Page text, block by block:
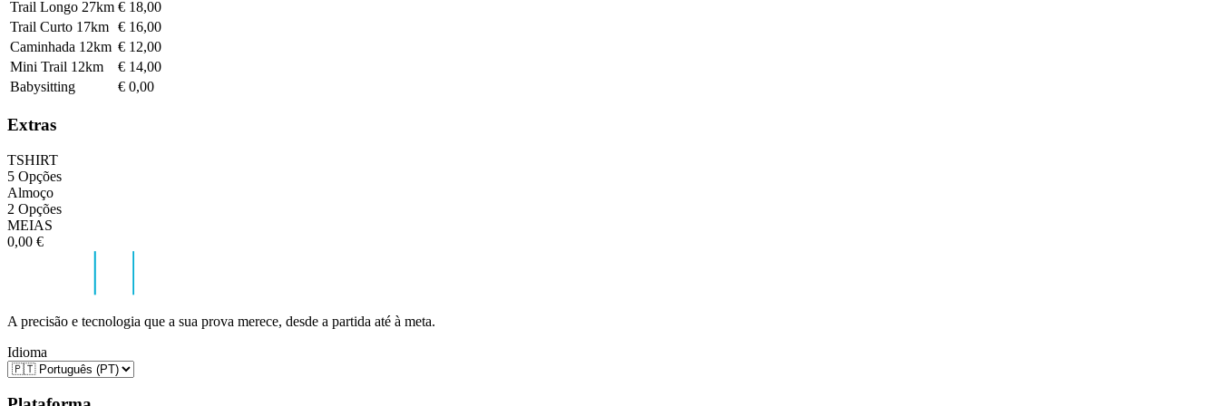
Trail Longo 27km € 18,00
Trail Curto 17km € 16,00
Caminhada 12km € 12,00
Mini Trail 12km
€ 14,00
Babysitting
€ 0,00
Extras
TSHIRT
5 Opções
Almoço
2 Opções
MEIAS
0,00 €
A precisão e tecnologia que a sua prova merece, desde a partida até à meta.
Idioma